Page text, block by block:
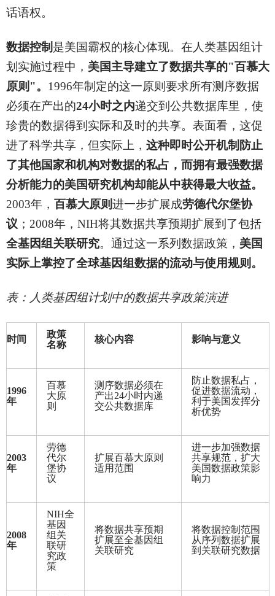
话语权。
数据控制 是美国霸权的核心体现。在人类基因组计
划实施过程中， 美国主导建立了数据共享的"百慕大
原则"。 1996年制定的这一原则要求所有测序数据
必须在产出的24小时之内递交到公共数据库里，使
珍贵的数据得到实际和及时的共享。表面看，这促
进了科学共享，但实际上， 这种即时公开机制防止
了其他国家和机构对数据的私占，而拥有最强数据
分析能力的美国研究机构却能从中获得最大收益。
2003年， 百慕大原则进一步扩展成劳德代尔堡协
议 ；2008年，NIH将其数据共享预期扩展到了包括
全基因组关联研究。通过这一系列数据政策， 美国
实际上掌控了全球基因组数据的流动与使用规则。
表：人类基因组计划中的数据共享政策演进
时间
政策
名称
核心内容 影响与意义
1996
年
百慕
大原
则
测序数据必须在
产出24小时内递
交公共数据库
防止数据私占，
促进数据流动，
利于美国发挥分
析优势
2003
年
劳德
代尔
堡协
议
扩展百慕大原则
适用范围
进一步加强数据
共享规范，扩大
美国数据政策影
响力
2008
年
NIH全
基因
组关
联研
究政
策
将数据共享预期
扩展至全基因组
关联研究
将数据控制范围
从序列数据扩展
到关联研究数据